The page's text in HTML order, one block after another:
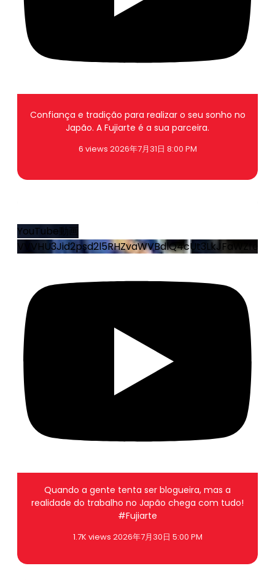
Confiança e tradição para realizar o seu sonho no
Japão. A Fujiarte é a sua parceira.
6 views 2026年7月31日 8:00 PM
YouTube動画
Quando a gente tenta ser blogueira, mas a
realidade do trabalho no Japão chega com tudo!
#Fujiarte
1.7K views 2026年7月30日 5:00 PM